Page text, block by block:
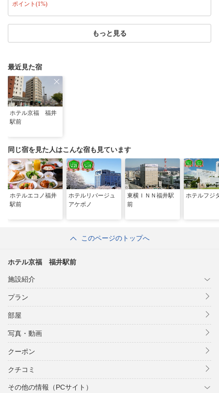
ポイント(1%)
もっと見る
最近見た宿
ホテル京福 福井
駅前
同じ宿を見た人はこんな宿も見ています
ホテルエコノ福井
駅前
ホテルリバージュ
アケボノ
東横ＩＮＮ福井駅
前
ホテルフジ
このページのトップへ
ホテル京福 福井駅前
施設紹介
プラン
部屋
写真・動画
クーポン
クチコミ
その他の情報（PCサイト）